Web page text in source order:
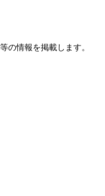
の情報を掲載します。